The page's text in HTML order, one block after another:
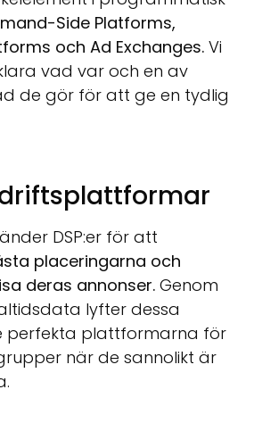
Side Platforms,
och Ad Exchanges. Vi
vad var och en av
de gör för att ge en tydlig
DSP:er för att
placeringarna och
deras annonser. Genom
lyfter dessa
perfekta plattformarna för
när de sannolikt är